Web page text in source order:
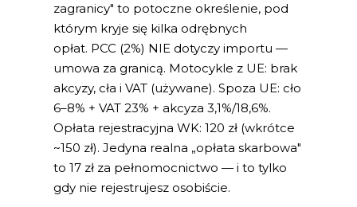
zagranicy" to potoczne określenie, pod
którym kryje się kilka odrębnych
opłat. PCC (2%) NIE dotyczy importu —
umowa za granicą. Motocykle z UE: brak
akcyzy, cła i VAT (używane). Spoza UE: cło
6–8% + VAT 23% + akcyza 3,1%/18,6%.
Opłata rejestracyjna WK: 120 zł (wkrótce
~150 zł). Jedyna realna „opłata skarbowa"
to 17 zł za pełnomocnictwo — i to tylko
gdy nie rejestrujesz osobiście.